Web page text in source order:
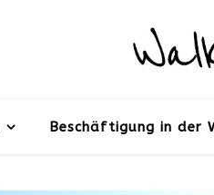
Beschäftigung in der